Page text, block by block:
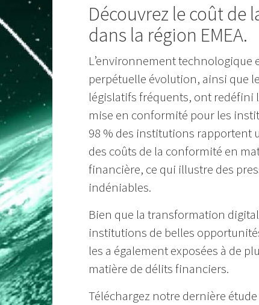
Découvrez le coût de
dans la région EMEA.
L’environnement technologique
perpétuelle évolution, ainsi que
législatifs fréquents, ont redéfini
mise en conformité pour les
98 % des institutions rapportent
des coûts de la conformité en
financière, ce qui illustre des
indéniables.
Bien que la transformation
institutions de belles
les a également exposées à de
matière de délits financiers.
Téléchargez notre dernière